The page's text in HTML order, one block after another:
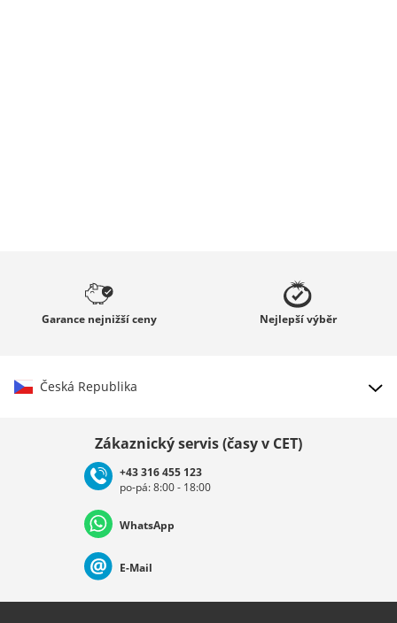
Garance nejnižší ceny Nejlepšívýběr
Česká Republika
Deutschland Österreich
Nederland Italia (Italiano) Italien (Deutsch)
Zákaznický servis (časy v CET)
+43 316 455 123
po-pá: 8:00 - 18:00
WhatsApp
E-Mail